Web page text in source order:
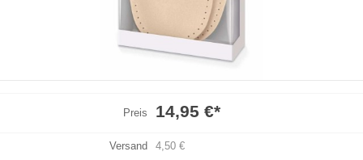
Preis 14,95 €*
Versand 4,50 €